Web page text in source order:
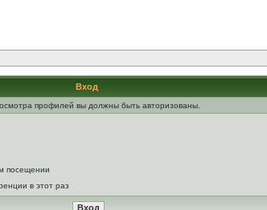
Вход
профилей вы должны быть авторизованы.
посещении
в этот раз